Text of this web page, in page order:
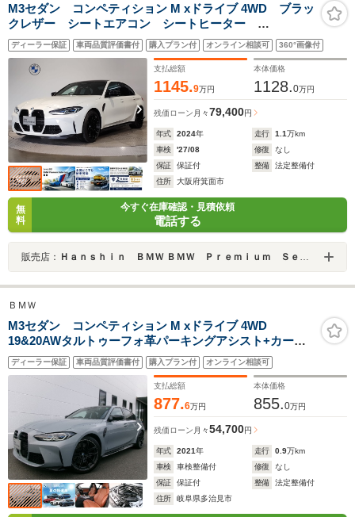
M3セダン コンペティション M xドライブ 4WD ブラッ
クレザー シートエアコン シートヒーター
Harmankardon カーブドディスプレイ 純正AWフロン
ト19AW/リア20AW 全周囲カメラ 地デジ カーボンル
ーフ Mブレーキ 電動リアゲート 電動シート LED
ディーラー保証 車両品質評価書付 購入プラン付 オンライン相談可 360°画像付
支払総額
1145.9万円
本体価格
1128.0万円
残価ローン 月々79,400円
年式 2024年 走行 1.1万km
車検
'27/08 修復
なし
保証
保証付 整備
法定整備付
住所
大阪府箕面市
無
料
今すぐ在庫確認・見積依頼
電話する
販売店： Ｈａｎｓｈｉｎ ＢＭＷ ＢＭＷ Ｐｒｅｍｉｕｍ Ｓｅｌｅｃｔｉｏｎ 箕面
ＢＭＷ
M3セダン コンペティション M xドライブ 4WD
19&20AWタルトゥーフォ革パーキングアシスト+カーボ
ンルーフ純正HDDナビゲーション全方位カメラヘッドUP
ディスプレイハーマンカードンオートトランク禁煙1オー
ディーラー保証 車両品質評価書付 購入プラン付 オンライン相談可
支払総額
877.6万円
本体価格
855.0万円
残価ローン 月々54,700円
年式 2021年 走行 0.9万km
車検
車検整備付 修復
なし
保証
保証付 整備
法定整備付
住所
岐阜県多治見市